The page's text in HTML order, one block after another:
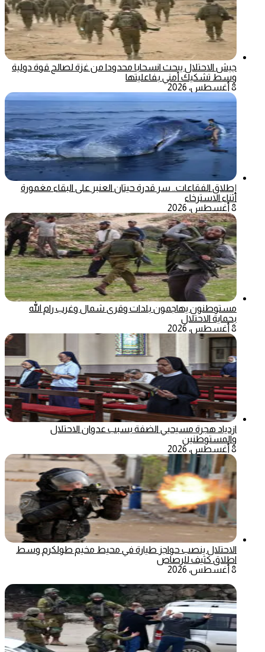
جيش الاحتلال يبحث انسحابا محدودا من غزة لصالح قوة دولية
وسط تشكيك أمني بفاعليتها
8 أغسطس، 2026
إطلاق الفقاعات.. سر قدرة حيتان العنبر على البقاء مغمورة
أثناء الاسترخاء
8 أغسطس، 2026
مستوطنون يهاجمون بلدات وقرى شمال وغرب رام الله
بحماية الاحتلال
8 أغسطس، 2026
ازدياد هجرة مسيحيي الضفة بسبب عدوان الاحتلال
والمستوطنين
8 أغسطس، 2026
الاحتلال ينصب حواجز طيارة في محيط مخيم طولكرم وسط
اطلاق كثيف للرصاص
8 أغسطس، 2026